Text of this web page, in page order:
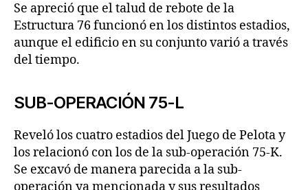
Se apreció que el talud de rebote de la
Estructura 76 funcionó en los distintos estadios,
aunque el edificio en su conjunto varió a través
del tiempo.
SUB-OPERACIÓN 75-L
Reveló los cuatro estadios del Juego de Pelota y
los relacionó con los de la sub-operación 75-K.
Se excavó de manera parecida a la sub-